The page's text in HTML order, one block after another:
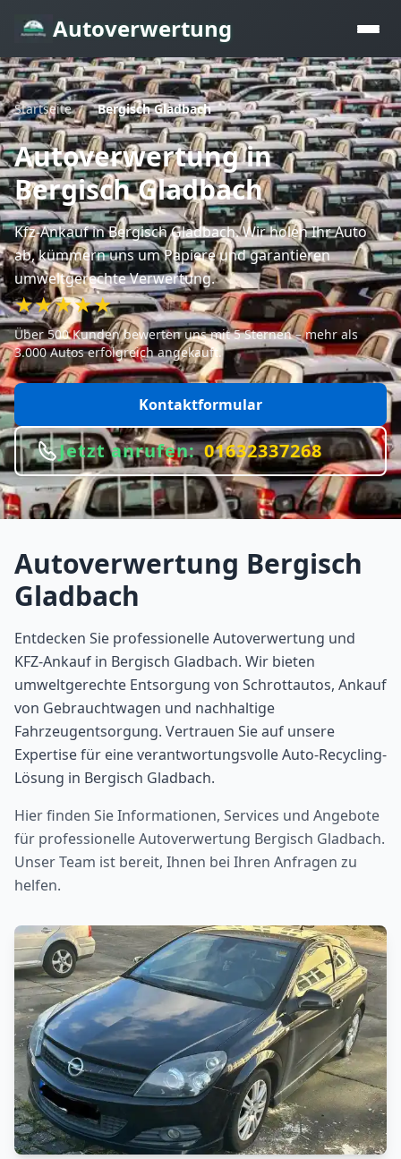
Autoverwertung
Startseite / Bergisch Gladbach
Autoverwertungin
Bergisch Gladbach
Kfz-Ankaufin Bergisch Gladbach. Wir holen Ihr Auto
ab, kümmern uns um Papiere und garantieren
umweltgerechte Verwertung.
★★★★★
Über 500 Kunden bewerten uns mit 5 Sternen – mehr als
3.000 Autos erfolgreich angekauft.
Kontaktformular
Jetzt anrufen: 01632337268
Autoverwertung Bergisch
Gladbach
Entdecken Sie professionelle Autoverwertung und
KFZ-Ankauf in Bergisch Gladbach. Wir bieten
umweltgerechte Entsorgung von Schrottautos, Ankauf
von Gebrauchtwagen und nachhaltige
Fahrzeugentsorgung. Vertrauen Sie auf unsere
Expertise für eine verantwortungsvolle Auto-Recycling-
Lösung in Bergisch Gladbach.
Hier finden Sie Informationen, Services und Angebote
für professionelle Autoverwertung Bergisch Gladbach.
Unser Team ist bereit, Ihnen bei Ihren Anfragen zu
helfen.